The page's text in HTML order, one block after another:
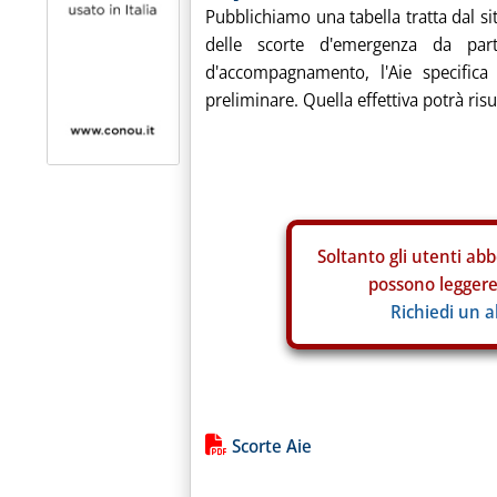
Pubblichiamo una tabella tratta dal
delle scorte d'emergenza da
d'accompagnamento, l'Aie
preliminare. Quella effettiva potrà
Soltanto gli utenti
possono
Richiedi un
Lista allegati PDF alla notizia
Scorte Aie